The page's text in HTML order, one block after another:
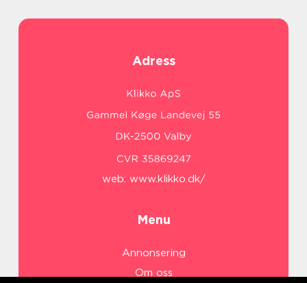
Adress
web: www.klikko.dk/
Menu
Annonsering
Om oss